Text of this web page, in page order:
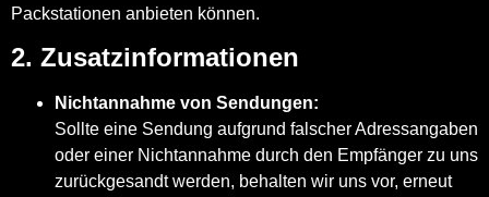
Packstationen anbieten können.
2. Zusatzinformationen
Nichtannahme von Sendungen:
Sollte eine Sendung aufgrund falscher Adressangaben
oder einer Nichtannahme durch den Empfänger zu uns
zurückgesandt werden, behalten wir uns vor, erneut